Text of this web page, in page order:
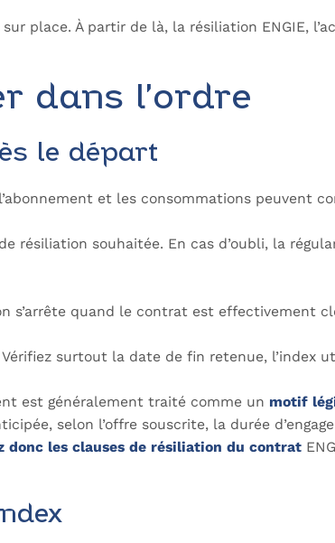
place. À partir de là, la résiliation ENGIE,
dans l’ordre
le départ
et les consommations peuvent
résiliation souhaitée. En cas d’oubli, la
s’arrête quand le contrat est effectivement
surtout la date de fin retenue, l’index
est généralement traité comme un motif
selon l’offre souscrite, la durée
donc les clauses de résiliation du contrat